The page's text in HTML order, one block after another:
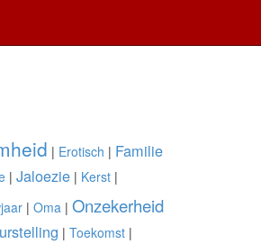
| Erotisch | Familie
| Jaloezie| Kerst|
| Oma| Onzekerheid
| Toekomst|